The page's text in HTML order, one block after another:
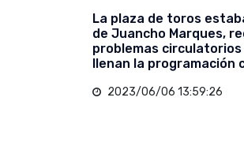
La plaza de toros
de Juancho Marques,
problemas
llenan la programación
2023/06/06 13:59:26